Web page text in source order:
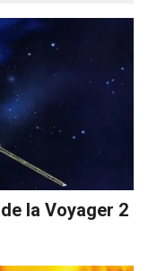
la Voyager 2